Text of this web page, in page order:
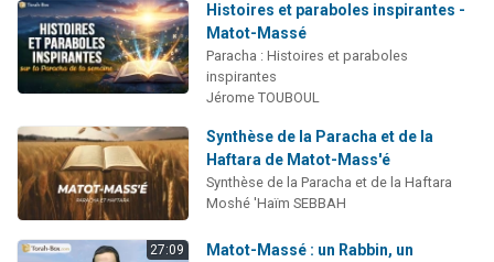
Histoires et paraboles inspirantes -
Matot-Massé
Paracha : Histoires et paraboles
inspirantes
Jérome TOUBOUL
Synthèse de la Paracha et de la
Haftara de Matot-Mass'é
Synthèse de la Paracha et de la Haftara
Moshé 'Haïm SEBBAH
27:09
Matot-Massé : un Rabbin, un